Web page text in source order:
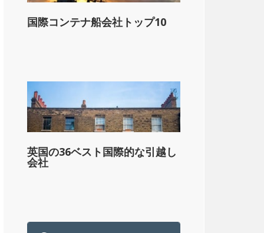
国際コンテナ船会社トップ10
英国の36ベスト国際的な引越し
会社